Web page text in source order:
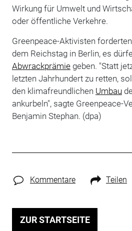
Wirkung für Umwelt und
oder öffentliche Verkehre.
Greenpeace-Aktivisten
dem Reichstag in Berlin, es
Abwrackprämiegeben. "Statt
letzten Jahrhundert zu retten,
den klimafreundlichen Umbau
ankurbeln", sagte Greenpeace-
Benjamin Stephan. (dpa)
Kommentare Teilen
ZUR STARTSEITE